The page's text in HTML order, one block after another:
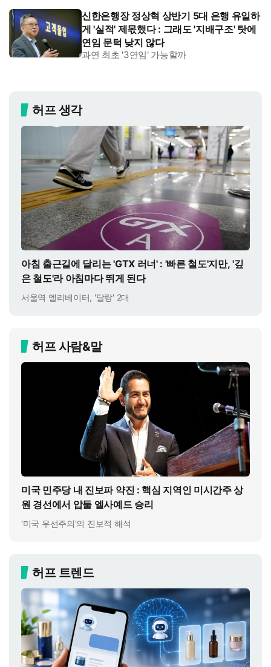
신한은행장 정상혁 상반기 5대 은행 유일하
게 '실적' 제몫했다 : 그래도 '지배구조' 탓에
연임 문턱 낮지 않다
과연 최초 '3연임' 가능할까
허프 생각
아침 출근길에 달리는 'GTX 러너' : '빠른 철도'지만, '깊
은 철도'라 아침마다 뛰게 된다
서울역 엘리베이터, '달랑' 2대
허프 사람&말
미국 민주당 내 진보파 약진 : 핵심 지역인 미시간주 상
원 경선에서 압둘 엘사예드 승리
'미국 우선주의'의 진보적 해석
허프 트렌드